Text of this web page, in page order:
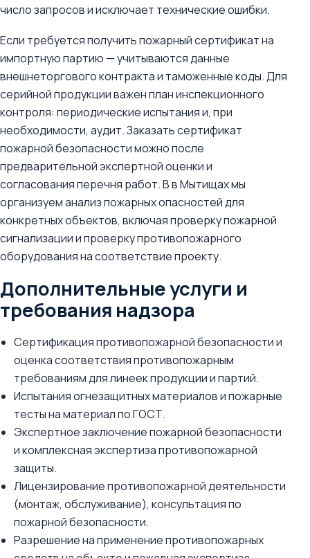
число запросов и исключает технические ошибки.
Если требуется получить пожарный сертификат на
импортную партию — учитываются данные
внешнеторгового контракта и таможенные коды. Для
серийной продукции важен план инспекционного
контроля: периодические испытания и, при
необходимости, аудит. Заказать сертификат
пожарной безопасности можно после
предварительной экспертной оценки и
согласования перечня работ. В в Мытищах мы
организуем анализ пожарных опасностей для
конкретных объектов, включая проверку пожарной
сигнализации и проверку противопожарного
оборудования на соответствие проекту.
Дополнительные услуги и
требования надзора
Сертификация противопожарной безопасности и
оценка соответствия противопожарным
требованиям для линеек продукции и партий.
Испытания огнезащитных материалов и пожарные
тесты на материал по ГОСТ.
Экспертное заключение пожарной безопасности
и комплексная экспертиза противопожарной
защиты.
Лицензирование противопожарной деятельности
(монтаж, обслуживание), консультация по
пожарной безопасности.
Разрешение на применение противопожарных